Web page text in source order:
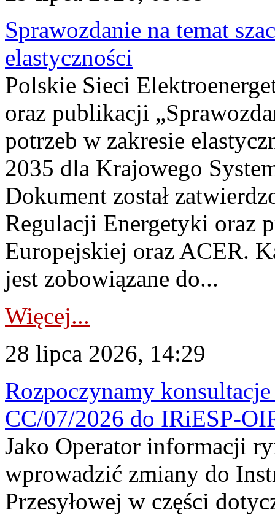
Sprawozdanie na temat
elastyczności
Polskie Sieci
oraz publikacji
potrzeb w zakresie
2035 dla Krajowego
Dokument został
Regulacji Energetyki oraz
Europejskiej oraz ACER.
jest zobowiązane do...
Więcej...
28 lipca 2026, 14:29
Rozpoczynamy
CC/07/2026 do IRiESP-
Jako Operator informacji
wprowadzić zmiany do
Przesyłowej w części